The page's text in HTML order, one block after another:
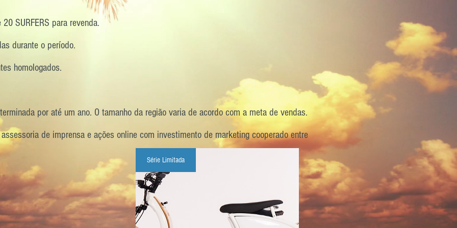
SURFERS para revenda.
durante o período.
homologados.
por até um ano. O tamanho da região varia de acordo com a meta de vendas.
de imprensa e ações online com investimento de marketing cooperado entre
Série Limitada